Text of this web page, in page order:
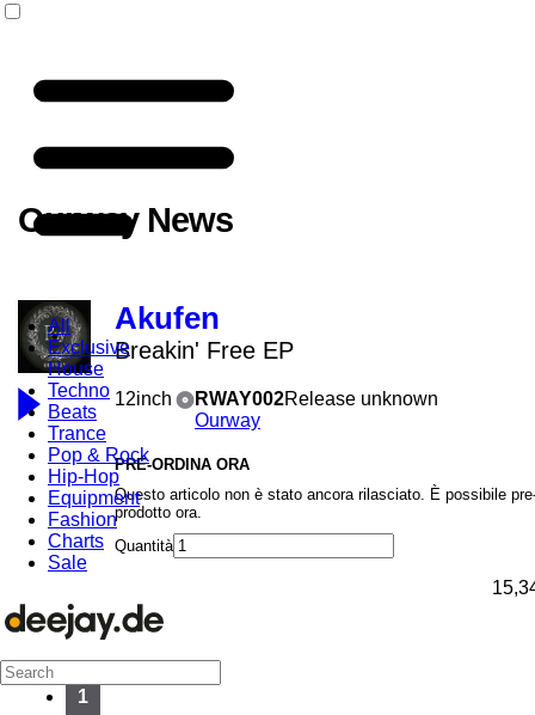
All
Exclusive
House
Techno
Beats
Trance
Pop & Rock
Hip-Hop
Equipment
Fashion
Charts
Sale
Ourway News
Akufen
Breakin' Free EP
12inch
RWAY002
Ourway
Release unknown
PRE-ORDINA ORA
Questo articolo non è stato ancora rilasciato. È possibile
prodotto ora.
Quantità
1